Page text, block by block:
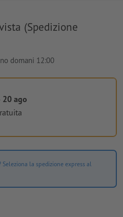
(Spedizione
domani 12:00
20 ago
la spedizione express al